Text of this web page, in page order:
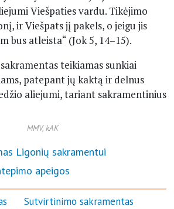
Viešpaties vardu. Tikėjimo
ir Viešpats jį pakels, o jeigu jis
bus atleista“ (Jok 5, 14–15).
teikiamas sunkiai
patepant jų kaktą ir delnus
aliejumi, tariant sakramentinius
MMV, kAK
Ligonių sakramentui
apeigos
Sutvirtinimo sakramentas